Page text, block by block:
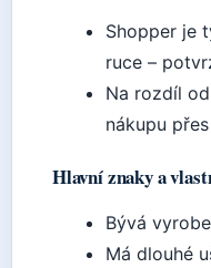
Shopper je
ruce –
Na rozdíl
nákupu
Hlavní znaky a
Bývá
Má dlouhé